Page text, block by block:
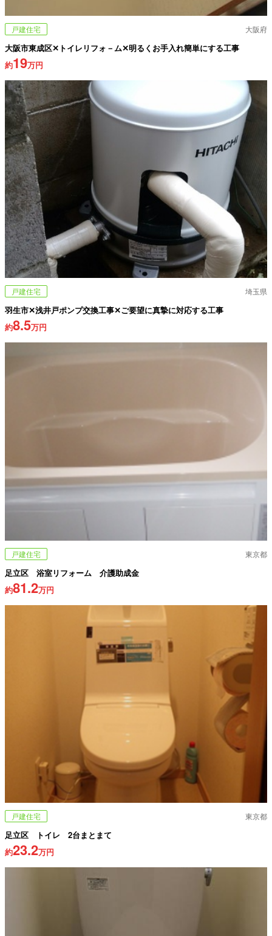
戸建住宅 大阪府
大阪市東成区✕トイレリフォ－ム✕明るくお手入れ簡単にする工事
約19万円
戸建住宅 埼玉県
羽生市✕浅井戸ポンプ交換工事✕ご要望に真摯に対応する工事
約8.5万円
戸建住宅 東京都
足立区 浴室リフォーム 介護助成金
約81.2万円
戸建住宅 東京都
足立区 トイレ 2台まとまて
約23.2万円